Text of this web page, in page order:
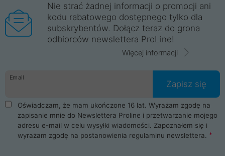
Nie strać żadnej informacji o promocji ani
kodu rabatowego dostępnego tylko dla
subskrybentów. Dołącz teraz do grona
odbiorców newslettera ProLine!
Więcej informacji
Email
Zapisz się
Oświadczam, że mam ukończone 16 lat. Wyrażam zgodę na
zapisanie mnie do Newslettera Proline i przetwarzanie mojego
adresu e-mail w celu wysyłki wiadomości. Zapoznałem się i
wyrażam zgodę na postanowienia regulaminu newslettera.